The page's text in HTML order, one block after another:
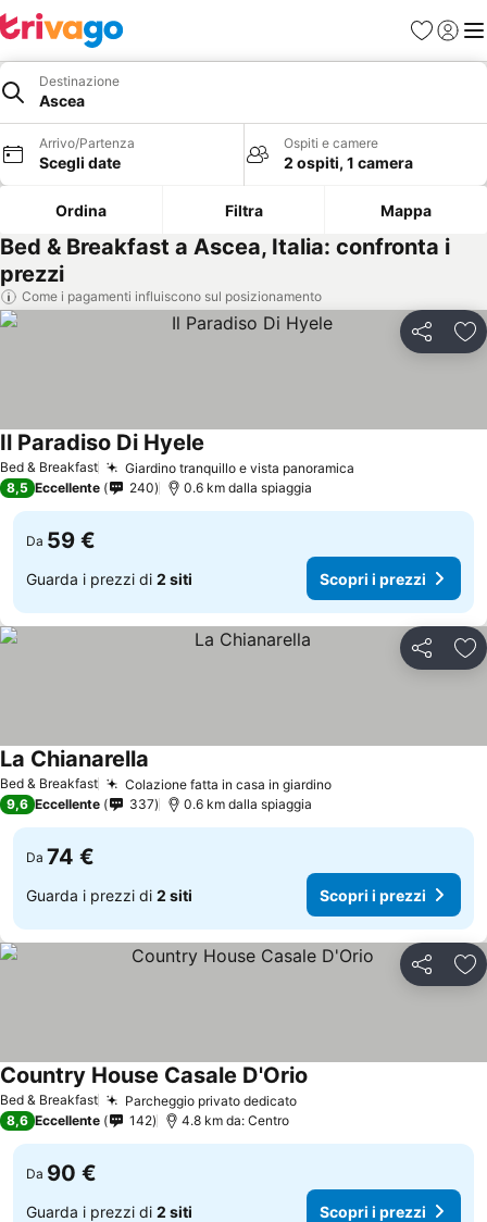
PreferitiAccedi
Destinazione
Ascea
Arrivo/Partenza
Scegli date
Ospiti e camere
2 ospiti, 1 camera
Ordina Filtra Mappa
Bed & Breakfast a Ascea, Italia: confronta i
prezzi
Come i pagamenti influiscono sul posizionamento
Condividi
Bed & Breakfast Giardino tranquillo e vista panoramica
Il Paradiso Di Hyele
8,5 Eccellente 240 0.6 km dalla spiaggia
Da 59 €
Guarda i prezzi di 2 siti Scopri i prezzi
Condividi
Bed & Breakfast Colazione fatta in casa in giardino
La Chianarella
9,6 Eccellente 337 0.6 km dalla spiaggia
Da 74 €
Guarda i prezzi di 2 siti Scopri i prezzi
Condividi
Bed & Breakfast Parcheggio privato dedicato
Country House Casale D'Orio
8,6 Eccellente 142 4.8 km da: Centro
Da 90 €
Guarda i prezzi di 2 siti Scopri i prezzi